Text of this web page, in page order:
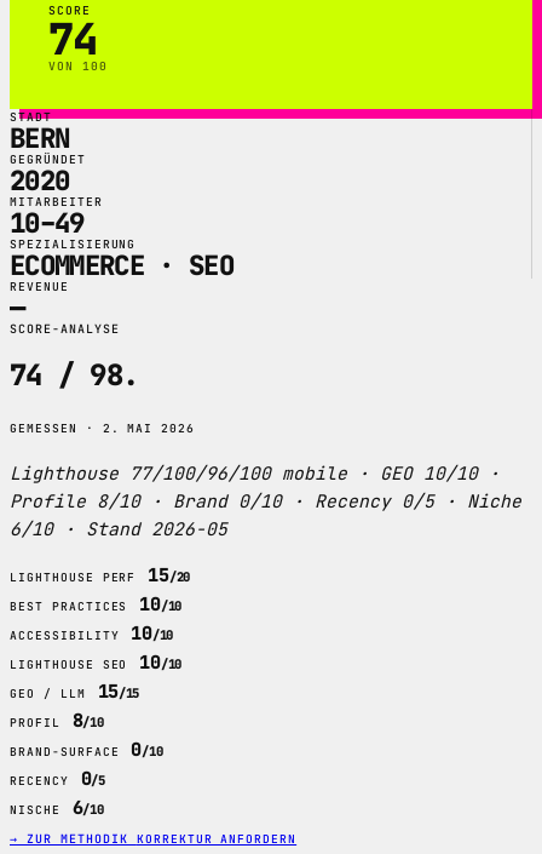
SCORE
74
VON 100
STADT
BERN
GEGRÜNDET
2020
MITARBEITER
10–49
SPEZIALISIERUNG
ECOMMERCE · SEO
REVENUE
—
SCORE-ANALYSE
74 / 98.
GEMESSEN · 2. MAI 2026
Lighthouse 77/100/96/100 mobile · GEO 10/10 ·
Profile 8/10 · Brand 0/10 · Recency 0/5 · Niche
6/10 · Stand 2026-05
LIGHTHOUSE PERF 15/20
BEST PRACTICES 10/10
ACCESSIBILITY 10/10
LIGHTHOUSE SEO 10/10
GEO / LLM 15/15
PROFIL 8/10
BRAND-SURFACE 0/10
RECENCY 0/5
NISCHE 6/10
→ ZUR METHODIK KORREKTUR ANFORDERN